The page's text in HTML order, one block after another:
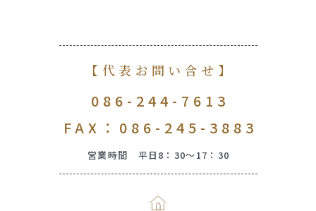
【代表お問い合せ】
086-244-7613
FAX：086-245-3883
営業時間 平日8：30～17：30